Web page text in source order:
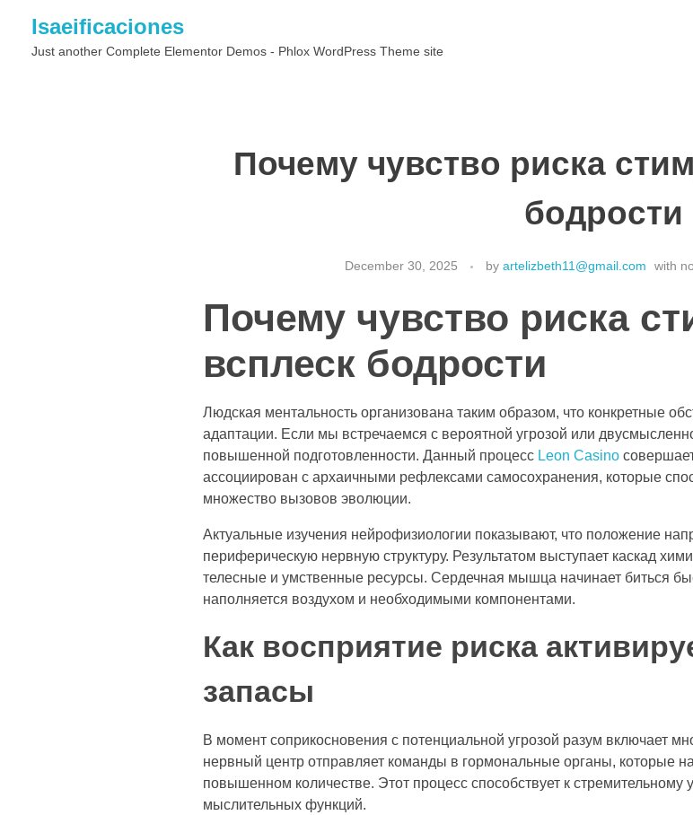
Isaeificaciones
Just another Complete Elementor Demos - Phlox WordPress Theme site
Почему чувство риска
бодрости
December 30, 2025 by artelizbeth11@gmail.com with
Почему чувство риска
всплеск бодрости
Людская ментальность организована таким образом, что конкретные
адаптации. Если мы встречаемся с вероятной угрозой или
повышенной подготовленности. Данный процесс Leon Casino
ассоциирован с архаичными рефлексами самосохранения, которые
множество вызовов эволюции.
Актуальные изучения нейрофизиологии показывают, что положение
периферическую нервную структуру. Результатом выступает каскад
телесные и умственные ресурсы. Сердечная мышца начинает биться
наполняется воздухом и необходимыми компонентами.
Как восприятие риска
запасы
В момент соприкосновения с потенциальной угрозой разум включает
нервный центр отправляет команды в гормональные органы, которые
повышенном количестве. Этот процесс способствует к
мыслительных функций.